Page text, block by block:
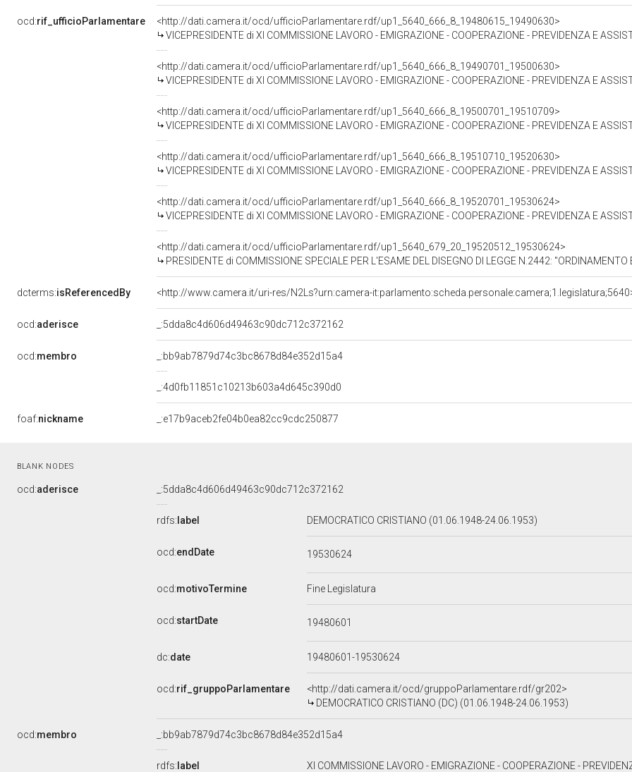
ocd:rif_ufficioParlamentare
<http://dati.camera.it/ocd/ufficioParlamentare.rdf/up1_5640_666_8_19480615_19490630>
VICEPRESIDENTE di XI COMMISSIONE LAVORO - EMIGRAZIONE - COOPERAZIONE - PREVIDENZA E ASSISTENZA SOCIALE - ASSISTENZA
<http://dati.camera.it/ocd/ufficioParlamentare.rdf/up1_5640_666_8_19490701_19500630>
VICEPRESIDENTE di XI COMMISSIONE LAVORO - EMIGRAZIONE - COOPERAZIONE - PREVIDENZA E ASSISTENZA SOCIALE - ASSISTENZA
<http://dati.camera.it/ocd/ufficioParlamentare.rdf/up1_5640_666_8_19500701_19510709>
VICEPRESIDENTE di XI COMMISSIONE LAVORO - EMIGRAZIONE - COOPERAZIONE - PREVIDENZA E ASSISTENZA SOCIALE - ASSISTENZA
<http://dati.camera.it/ocd/ufficioParlamentare.rdf/up1_5640_666_8_19510710_19520630>
VICEPRESIDENTE di XI COMMISSIONE LAVORO - EMIGRAZIONE - COOPERAZIONE - PREVIDENZA E ASSISTENZA SOCIALE - ASSISTENZA
<http://dati.camera.it/ocd/ufficioParlamentare.rdf/up1_5640_666_8_19520701_19530624>
VICEPRESIDENTE di XI COMMISSIONE LAVORO - EMIGRAZIONE - COOPERAZIONE - PREVIDENZA E ASSISTENZA SOCIALE - ASSISTENZA
<http://dati.camera.it/ocd/ufficioParlamentare.rdf/up1_5640_679_20_19520512_19530624>
PRESIDENTE di COMMISSIONE SPECIALE PER L'ESAME DEL DISEGNO DI LEGGE N.2442: "ORDINAMENTO E ATTRIBUZIONI DEL CONSIGLIO
dcterms:isReferencedBy <http://www.camera.it/uri-res/N2Ls?urn:camera-
ocd:aderisce _:5dda8c4d606d49463c90dc712c372162
ocd:membro _:bb9ab7879d74c3bc8678d84e352d15a4
_:4d0fb11851c10213b603a4d645c390d0
foaf:nickname _:e17b9aceb2fe04b0ea82cc9cdc250877
BLANK NODES
ocd:aderisce _:5dda8c4d606d49463c90dc712c372162
rdfs: label DEMOCRATICO CRISTIANO (01.06.1948-24.06.1953)
ocd:endDate 19530624
ocd:motivoTermine Fine Legislatura
ocd:startDate 19480601
dc:date 19480601-19530624
ocd:rif_gruppoParlamentare
<http://dati.camera.it/ocd/gruppoParlamentare.rdf/gr202>
DEMOCRATICO CRISTIANO (DC) (01.06.1948-24.06.1953)
ocd:membro _:bb9ab7879d74c3bc8678d84e352d15a4
rdfs: label
XI COMMISSIONE LAVORO - EMIGRAZIONE - COOPERAZIONE -